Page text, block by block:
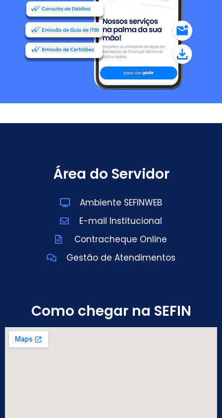
Área do Servidor
Ambiente SEFINWEB
E-mail Institucional
Contracheque Online
Gestão de Atendimentos
Como chegar na SEFIN